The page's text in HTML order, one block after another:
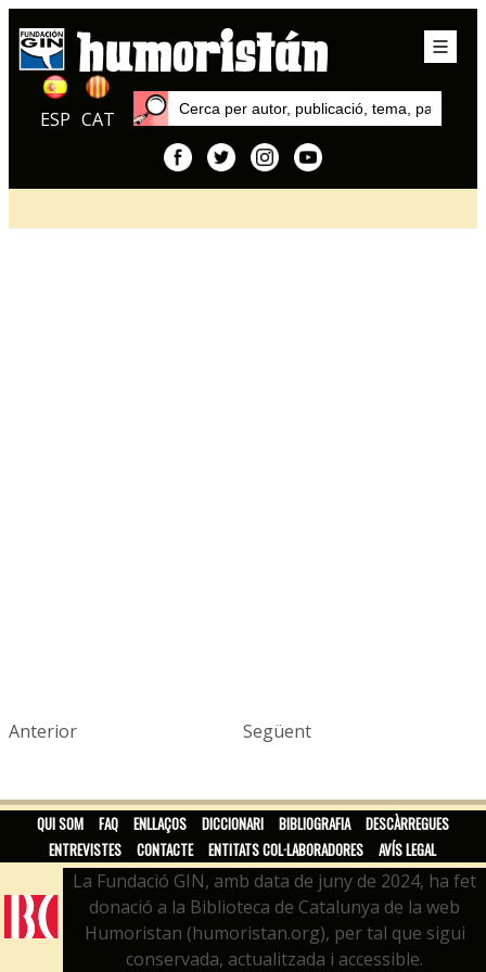
ESP CAT
Anterior Següent
QUI SOM FAQ ENLLAÇOS DICCIONARI BIBLIOGRAFIA
DESCÀRREGUES
ENTREVISTES
CONTACTE ENTITATS COL·LABORADORES AVÍS LEGAL
La Fundació GIN, amb data de juny de 2024, ha fet
donació a la Biblioteca de Catalunya de la web
Humoristan (humoristan.org), per tal que sigui
conservada, actualitzada i accessible.